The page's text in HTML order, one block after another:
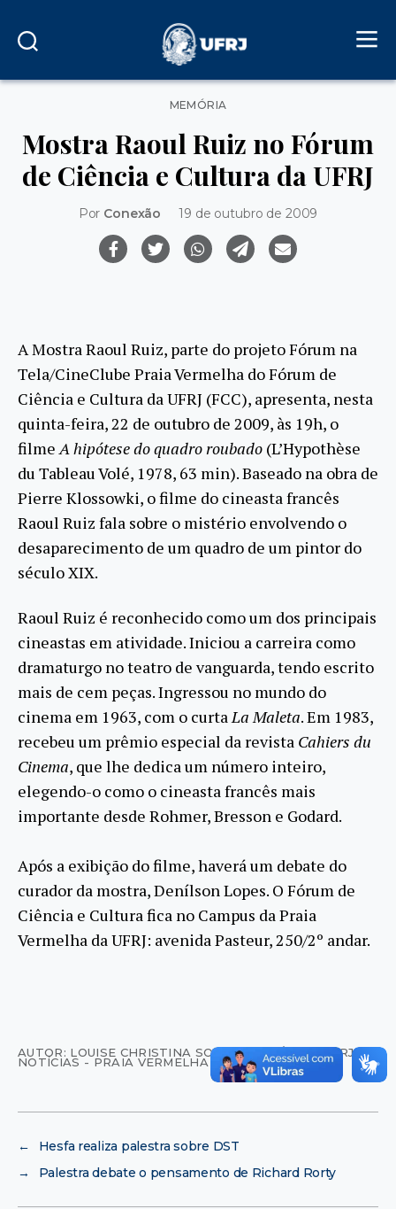
Categorias
MEMÓRIA
Mostra Raoul Ruiz no Fórum
de Ciência e Cultura da UFRJ
Por Conexão 19 de outubro de 2009
A Mostra Raoul Ruiz, parte do projeto Fórum na
Tela/CineClube Praia Vermelha do Fórum de
Ciência e Cultura da UFRJ (FCC), apresenta, nesta
quinta-feira, 22 de outubro de 2009, às 19h, o
filmeA hipótese do quadro roubado (L’Hypothèse
du Tableau Volé, 1978, 63 min). Baseado na obra de
Pierre Klossowki, o filme do cineasta francês
Raoul Ruiz fala sobre o mistério envolvendo o
desaparecimento de um quadro de um pintor do
século XIX.
Raoul Ruiz é reconhecido como um dos principais
cineastas em atividade. Iniciou a carreira como
dramaturgo no teatro de vanguarda, tendo escrito
mais de cem peças. Ingressou no mundo do
cinema em 1963, com o curta La Maleta. Em 1983,
recebeu um prêmio especial da revista Cahiers du
Cinema, que lhe dedica um número inteiro,
elegendo-o como o cineasta francês mais
importante desde Rohmer, Bresson e Godard.
Após a exibição do filme, haverá um debate do
curador da mostra, Denílson Lopes. O Fórum de
Ciência e Cultura fica no Campus da Praia
Vermelha da UFRJ: avenida Pasteur, 250/2º andar.
AUTOR: LOUISE CHRISTINA SOARES - AGÊNCIA UFRJ DE
NOTÍCIAS - PRAIA VERMELHA
←
Hesfa realiza palestra sobre DST
→
Palestra debate o pensamento de Richard Rorty